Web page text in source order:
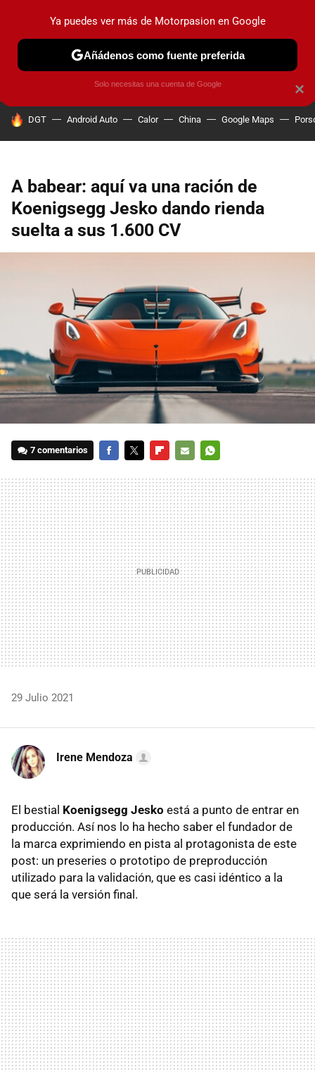
PRUEBAS COCHES ELÉCTRICOS OBSERVATORIO
HOY SE HABLA DE
DGT Android Auto Calor China Google Maps
A babear: aquí va una ración de
Koenigsegg Jesko dando rienda
suelta a sus 1.600 CV
7 comentarios
MAIL
29 Julio 2021
Irene Mendoza
El bestial Koenigsegg Jesko está a punto de entrar en
producción. Así nos lo ha hecho saber el fundador de
la marca exprimiendo en pista ­al protagonista de este
post: un preseries o prototipo de preproducción
utilizado para la validación, que es casi idéntico a la
que será la versión final.
×
Ya puedes ver más de Motorpasion en Google
Añádenos como fuente preferida
Solo necesitas una cuenta de Google